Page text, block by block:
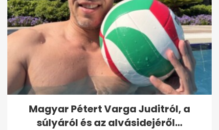
Magyar Pétert Varga Juditról, a
súlyáról és az alvásidejéről...